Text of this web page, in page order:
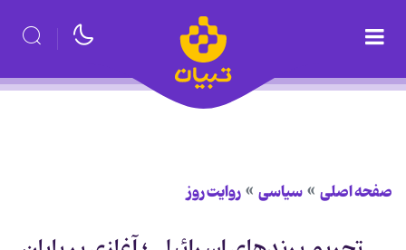
صفحه اصلی سیاسی روایت روز